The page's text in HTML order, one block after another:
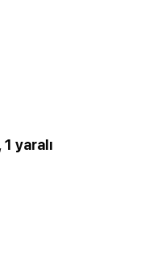
yaralı